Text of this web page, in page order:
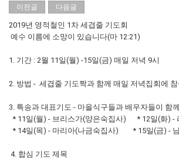
이전글 다음글
2019년 영적철인 1차 세겹줄 기도회
예수 이름에 소망이 있습니다(마 12:21)
1. 기간 : 2월 11일(월) -15일(금) 매일 저녁 9시
2. 방법 - 세겹줄 기도짝과 함께 매일 저녁집회에
3. 특송과 대표기도 - 마을식구들과 배우자들이 함
* 11일(월) - 브리스가(양은숙집사) * 12일(화) -
* 14일(목) - 마리아(나금숙집사) * 15일(금) -
4. 합심 기도 제목